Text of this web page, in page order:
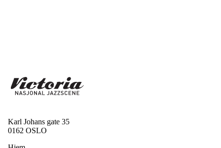
Karl Johans gate 35
0162 OSLO